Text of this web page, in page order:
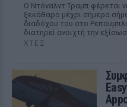
Ο Ντόναλντ Τραμπ φέρεται
ξεκάθαρο μέχρι σήμερα
διαδόχου του στο
διατηρεί ανοιχτή την
ΧΤΕΣ